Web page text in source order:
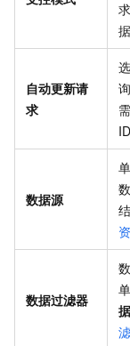
自动更新请
求
ID
数据源
数据过滤器